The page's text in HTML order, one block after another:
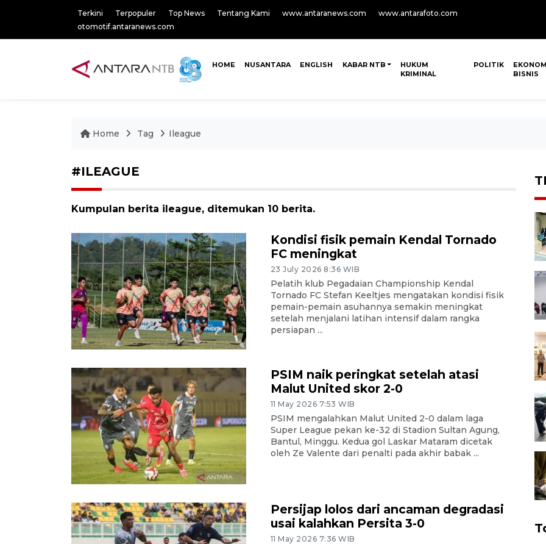
Terkini Terpopuler Top News Tentang Kami www.antaranews.com
www.antarafoto.com
otomotif.antaranews.com
HOME NUSANTARA ENGLISH KABAR NTB
HUKUM
KRIMINAL
POLITIK
BISNIS
Home Tag Ileague
#ILEAGUE
Kumpulan berita ileague, ditemukan 10 berita.
Kondisi fisik pemain Kendal Tornado
FC meningkat
23 July 2026 8:36 WIB
Pelatih klub Pegadaian Championship Kendal
Tornado FC Stefan Keeltjes mengatakan kondisi fisik
pemain-pemain asuhannya semakin meningkat
setelah menjalani latihan intensif dalam rangka
persiapan ...
PSIM naik peringkat setelah atasi
Malut United skor 2-0
11 May 2026 7:53 WIB
PSIM mengalahkan Malut United 2-0 dalam laga
Super League pekan ke-32 di Stadion Sultan Agung,
Bantul, Minggu. Kedua gol Laskar Mataram dicetak
oleh Ze Valente dari penalti pada akhir babak ...
Persijap lolos dari ancaman degradasi
usai kalahkan Persita 3-0
11 May 2026 7:36 WIB